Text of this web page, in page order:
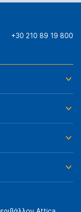
+30 210 89 19 800